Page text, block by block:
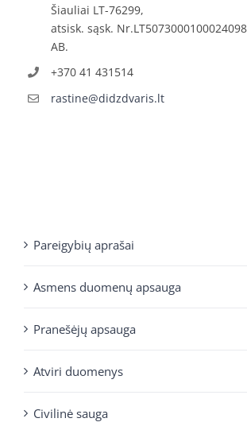
Šiauliai LT-76299,
atsisk. sąsk.
AB.
+370 41 431514
rastine@didzdvaris.lt
Pareigybių aprašai
Asmens duomenų apsauga
Pranešėjų apsauga
Atviri duomenys
Civilinė sauga